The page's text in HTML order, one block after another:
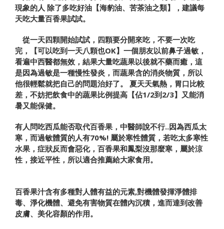
現象的人 除了多吃好油【海豹油、苦茶油之類】，建議每
天吃大量百香果試試。
從一天四顆開始試試，四顆要分開來吃，不要一次吃
完，
【可以吃到一天八顆也OK】 一個朋友以前鼻子過敏，
看遍中西醫都無效，結果大量吃蔬果以後就不藥而癒，這
是因為過敏是一種慢性發炎，而蔬果含的消炎物質，所以
他很輕鬆就把自己的問題治好了。
夏天天氣熱， 胃口比較
差，不妨把飲食中的蔬果比例提高【佔1/2到2/3】又能消
暑又能保健。
有人問吃西瓜能否取代百香果，中醫師說不行..因為西瓜太
寒 ， 而過敏體質的人有70%! 屬於寒性體質，若吃太多寒性
水果，症狀反而會惡化， 百香果和鳳梨沒那麼寒，屬於涼
性，接近平性， 所以適合推薦給大家食用。
百香果汁含有多種對人體有益的元素,對機體發揮淨體排
毒、淨化機體、避免有害物質在體內沉積，進而達到改善
皮膚、美化容顏的作用。